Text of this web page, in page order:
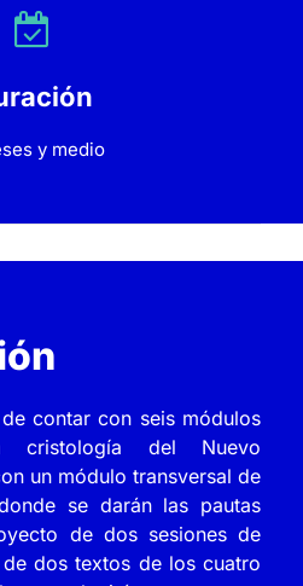
y medio
contar con seis módulos
cristología del Nuevo
un módulo transversal de
se darán las pautas
de dos sesiones de
dos textos de los cuatro